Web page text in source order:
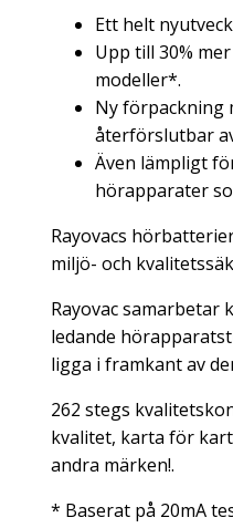
Ett helt
Upp till 30%
modeller*.
Ny förpackning
återförslutbar
Även lämpligt
hörapparater
Rayovacs
miljö- och
Rayovac samarbetar
ledande
ligga i framkant av
262 stegs
kvalitet, karta för
andra märken!.
* Baserat på 20mA